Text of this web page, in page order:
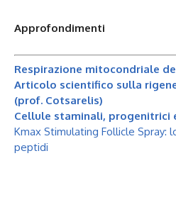
Approfondimenti
Respirazione mitocondriale
Articolo scientifico sulla
(prof. Cotsarelis)
Cellule staminali, progenitrici
Kmax Stimulating Follicle Spray:
peptidi